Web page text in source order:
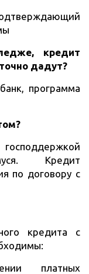
кредит
дадут?
программа
Кредит
по договору с
кредита с
платных